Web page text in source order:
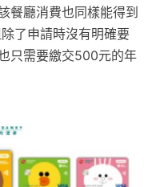
餐廳消費也同樣能得到
了申請時沒有明確要
只需要繳交500元的年